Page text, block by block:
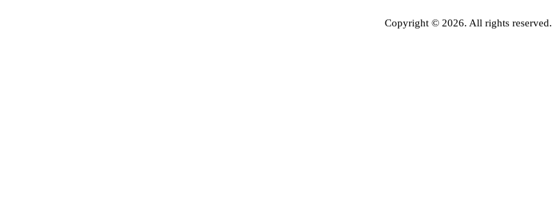
Copyright © 2026. All rights reserved.